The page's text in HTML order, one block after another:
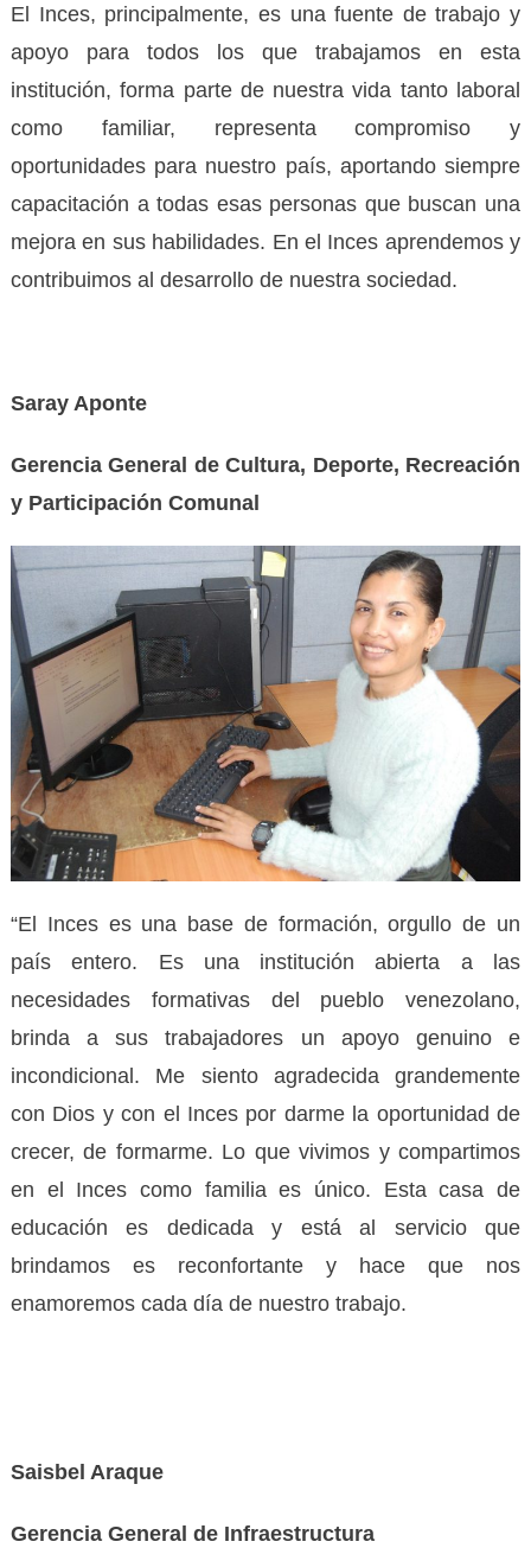
El Inces, principalmente, es una fuente de trabajo y
apoyo para todos los que trabajamos en esta
institución, forma parte de nuestra vida tanto laboral
como familiar, representa compromiso y
oportunidades para nuestro país, aportando siempre
capacitación a todas esas personas que buscan una
mejora en sus habilidades. En el Inces aprendemos y
contribuimos al desarrollo de nuestra sociedad.
Saray Aponte
Gerencia General de Cultura, Deporte, Recreación
y Participación Comunal
“El Inces es una base de formación, orgullo de un
país entero. Es una institución abierta a las
necesidades formativas del pueblo venezolano,
brinda a sus trabajadores un apoyo genuino e
incondicional. Me siento agradecida grandemente
con Dios y con el Inces por darme la oportunidad de
crecer, de formarme. Lo que vivimos y compartimos
en el Inces como familia es único. Esta casa de
educación es dedicada y está al servicio que
brindamos es reconfortante y hace que nos
enamoremos cada día de nuestro trabajo.
Saisbel Araque
Gerencia General de Infraestructura